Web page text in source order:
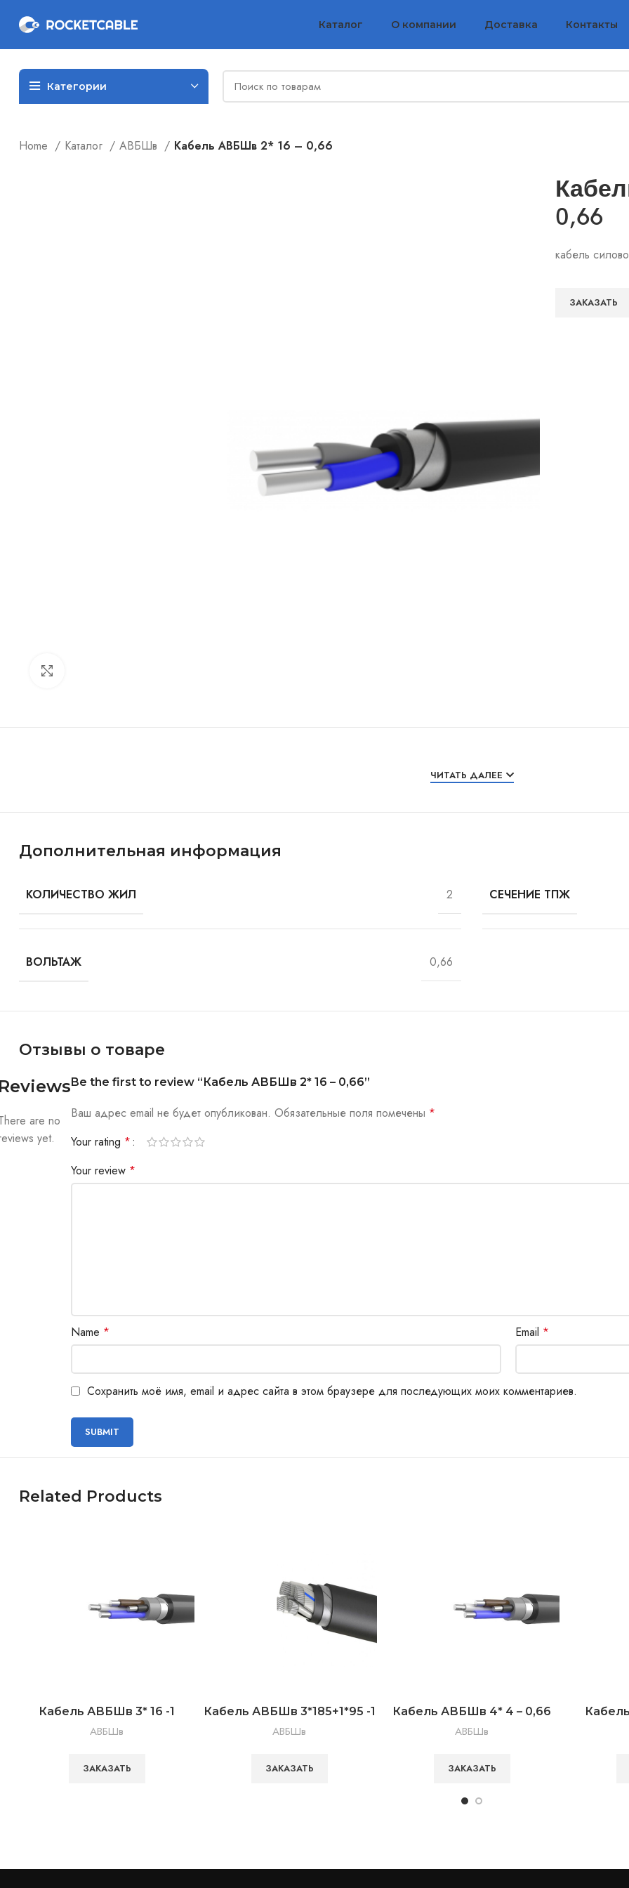
Каталог О компании Доставка Контакты
Категории
Home Каталог АВБШв Кабель АВБШв 2* 16 – 0,66
0,66
кабель
ЗАКАЗАТЬ
ЧИТАТЬ ДАЛЕЕ
Дополнительная информация
КОЛИЧЕСТВО ЖИЛ 2 СЕЧЕНИЕ ТПЖ
ВОЛЬТАЖ 0,66
Отзывы о товаре
are no
yet.
Be the first to review “Кабель АВБШв 2* 16 – 0,66”
Ваш адрес email не будет опубликован. Обязательные поля помечены *
Your rating *
Your review *
Name * Email *
Сохранить моё имя, email и адрес сайта в этом браузере для последующих моих комментариев.
Related Products
Кабель АВБШв 3* 16 -1
АВБШв
ЗАКАЗАТЬ
Кабель АВБШв 3*185+1*95 -1
АВБШв
ЗАКАЗАТЬ
Кабель АВБШв 4* 4 – 0,66
АВБШв
ЗАКАЗАТЬ